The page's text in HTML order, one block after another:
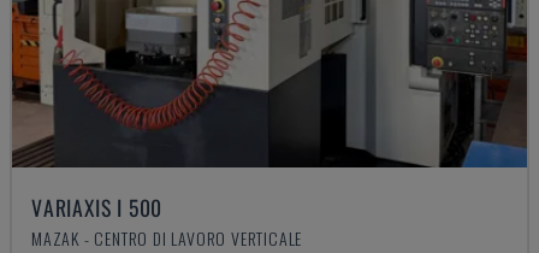
VARIAXIS I 500
MAZAK - CENTRO DI LAVORO VERTICALE